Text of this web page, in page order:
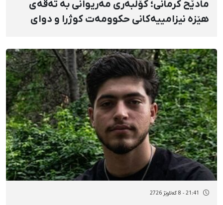
مادێح کرمانی؛ کۆڵبەری مەریوانی بە تەقەی
هێزە نیزامییەکانی حکوومەت کوژرا و دوای
ڕادەستی بنەماڵەکەی کرایەوە
21:41 - 8 گەلاوێژ 2726